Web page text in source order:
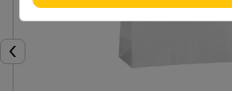
Poprzedni